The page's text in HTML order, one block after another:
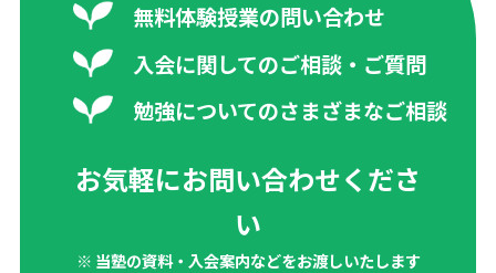
無料体験授業の問い合わせ
入会に関してのご相談・ご質問
勉強についてのさまざまなご相談
お気軽にお問い合わせくださ
い
※ 当塾の資料・入会案内などをお渡しいたします